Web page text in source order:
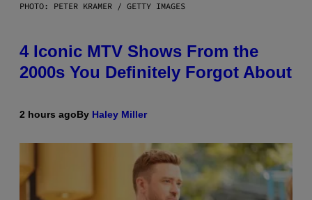
PHOTO: PETER KRAMER / GETTY IMAGES
4 Iconic MTV Shows From the
2000s You Definitely Forgot About
2 hours agoBy Haley Miller